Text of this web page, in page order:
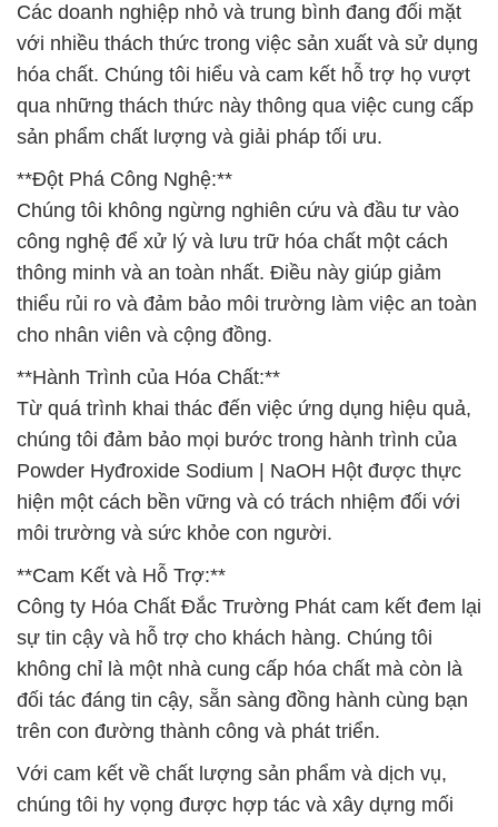
Các doanh nghiệp nhỏ và trung bình đang đối mặt
với nhiều thách thức trong việc sản xuất và sử dụng
hóa chất. Chúng tôi hiểu và cam kết hỗ trợ họ vượt
qua những thách thức này thông qua việc cung cấp
sản phẩm chất lượng và giải pháp tối ưu.
**Đột Phá Công Nghệ:**
Chúng tôi không ngừng nghiên cứu và đầu tư vào
công nghệ để xử lý và lưu trữ hóa chất một cách
thông minh và an toàn nhất. Điều này giúp giảm
thiểu rủi ro và đảm bảo môi trường làm việc an toàn
cho nhân viên và cộng đồng.
**Hành Trình của Hóa Chất:**
Từ quá trình khai thác đến việc ứng dụng hiệu quả,
chúng tôi đảm bảo mọi bước trong hành trình của
Powder Hyđroxide Sodium | NaOH Hột được thực
hiện một cách bền vững và có trách nhiệm đối với
môi trường và sức khỏe con người.
**Cam Kết và Hỗ Trợ:**
Công ty Hóa Chất Đắc Trường Phát cam kết đem lại
sự tin cậy và hỗ trợ cho khách hàng. Chúng tôi
không chỉ là một nhà cung cấp hóa chất mà còn là
đối tác đáng tin cậy, sẵn sàng đồng hành cùng bạn
trên con đường thành công và phát triển.
Với cam kết về chất lượng sản phẩm và dịch vụ,
chúng tôi hy vọng được hợp tác và xây dựng mối